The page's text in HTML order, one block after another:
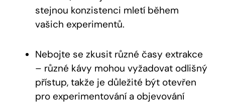
stejnou konzistenci mletí během
vašich experimentů.
Nebojte se zkusit různé časy extrakce
– různé kávy mohou vyžadovat odlišný
přístup, takže je důležité být otevřen
pro experimentování a objevování